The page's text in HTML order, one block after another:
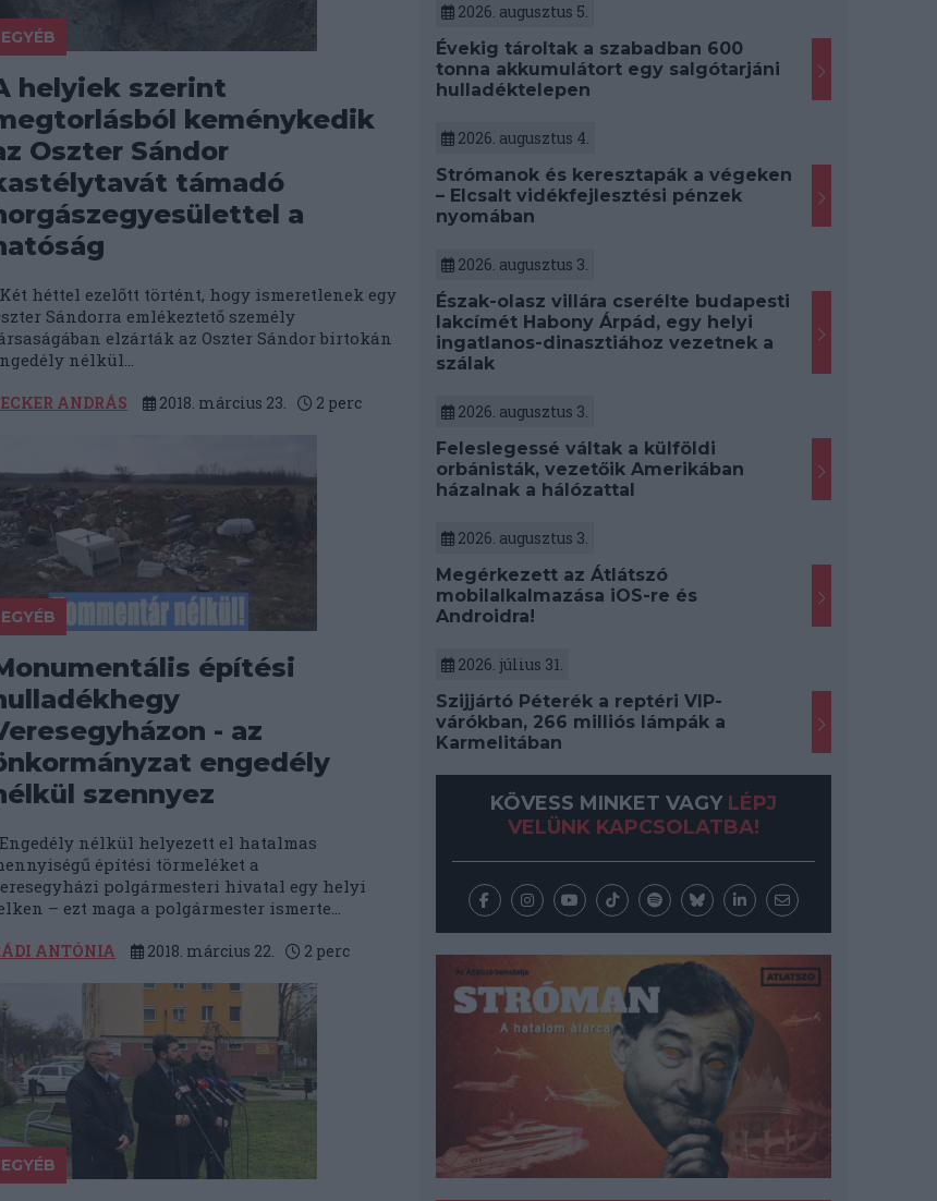
EGYÉB
helyiek szerint
keménykedik
Oszter Sándor
támadó
a
Két héttel ezelőtt történt, hogy ismeretlenek egy
Sándorra emlékeztető személy
elzárták az Oszter Sándor birtokán
nélkül...
ANDRÁS 2018. március 23. 2 perc
EGYÉB
építési
- az
engedély
szennyez
Engedély nélkül helyezett el hatalmas
építési törmeléket a
polgármesteri hivatal egy helyi
– ezt maga a polgármester ismerte...
ANTÓNIA 2018. március 22. 2 perc
EGYÉB
2026. augusztus 5.
Évekig tároltak a szabadban 600
tonna akkumulátort egy salgótarjáni
hulladéktelepen
2026. augusztus 4.
Strómanok és keresztapák a végeken
– Elcsalt vidékfejlesztési pénzek
nyomában
2026. augusztus 3.
Észak-olasz villára cserélte budapesti
lakcímét Habony Árpád, egy helyi
ingatlanos-dinasztiához vezetnek a
szálak
2026. augusztus 3.
Feleslegessé váltak a külföldi
orbánisták, vezetőik Amerikában
házalnak a hálózattal
2026. augusztus 3.
Megérkezett az Átlátszó
mobilalkalmazása iOS-re és
Androidra!
2026. július 31.
Szijjártó Péterék a reptéri VIP-
várókban, 266 milliós lámpák a
Karmelitában
KÖVESS MINKET VAGY LÉPJ
VELÜNK KAPCSOLATBA!